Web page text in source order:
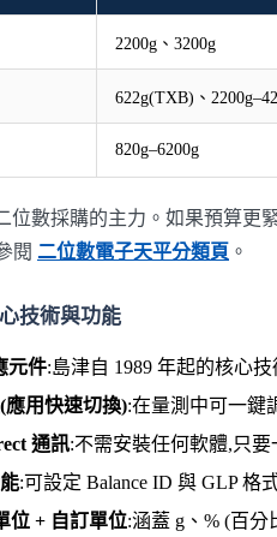
2200g、3200g
622g(TXB)、
820g–6200g
數採購的主力。如果預算更
閱 二位數電子天平分類頁 。
技術與功能
元件:島津自 1989 年起的核心
應用快速切換):在量測中可一鍵
通訊:不需安裝任何軟體,只要
:可設定 Balance ID 與 GLP 格
位 + 自訂單位:涵蓋 g、% (百分